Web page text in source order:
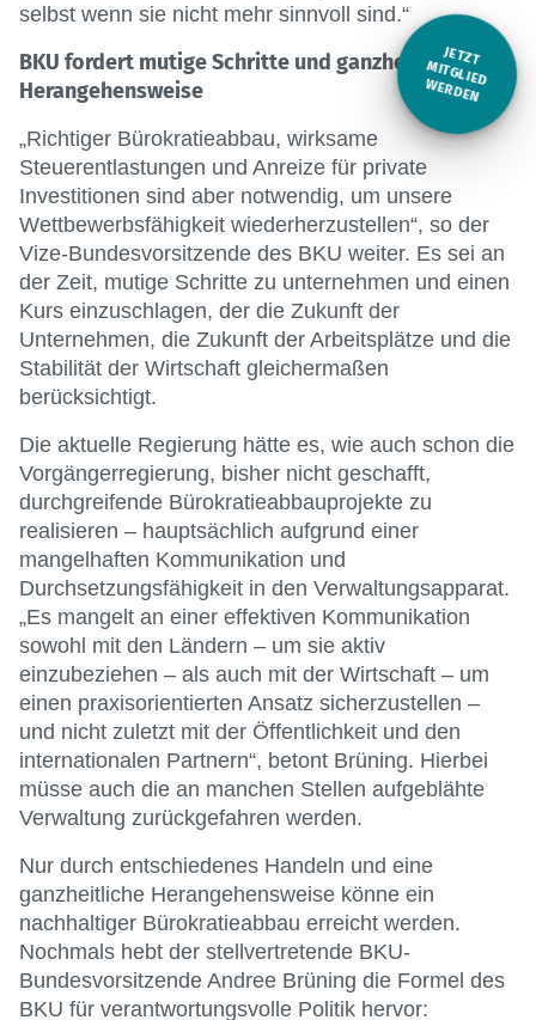
JETZT
M
ITGLIED W
ERDEN
selbst wenn sie nicht mehr sinnvoll sind.“
BKU fordert mutige Schritte und ganzheitliche
Herangehensweise
„Richtiger Bürokratieabbau, wirksame
Steuerentlastungen und Anreize für private
Investitionen sind aber notwendig, um unsere
Wettbewerbsfähigkeit wiederherzustellen“, so der
Vize-Bundesvorsitzende des BKU weiter. Es sei an
der Zeit, mutige Schritte zu unternehmen und einen
Kurs einzuschlagen, der die Zukunft der
Unternehmen, die Zukunft der Arbeitsplätze und die
Stabilität der Wirtschaft gleichermaßen
berücksichtigt.
Die aktuelle Regierung hätte es, wie auch schon die
Vorgängerregierung, bisher nicht geschafft,
durchgreifende Bürokratieabbauprojekte zu
realisieren – hauptsächlich aufgrund einer
mangelhaften Kommunikation und
Durchsetzungsfähigkeit in den Verwaltungsapparat.
„Es mangelt an einer effektiven Kommunikation
sowohl mit den Ländern – um sie aktiv
einzubeziehen – als auch mit der Wirtschaft – um
einen praxisorientierten Ansatz sicherzustellen –
und nicht zuletzt mit der Öffentlichkeit und den
internationalen Partnern“, betont Brüning. Hierbei
müsse auch die an manchen Stellen aufgeblähte
Verwaltung zurückgefahren werden.
Nur durch entschiedenes Handeln und eine
ganzheitliche Herangehensweise könne ein
nachhaltiger Bürokratieabbau erreicht werden.
Nochmals hebt der stellvertretende BKU-
Bundesvorsitzende Andree Brüning die Formel des
BKU für verantwortungsvolle Politik hervor: